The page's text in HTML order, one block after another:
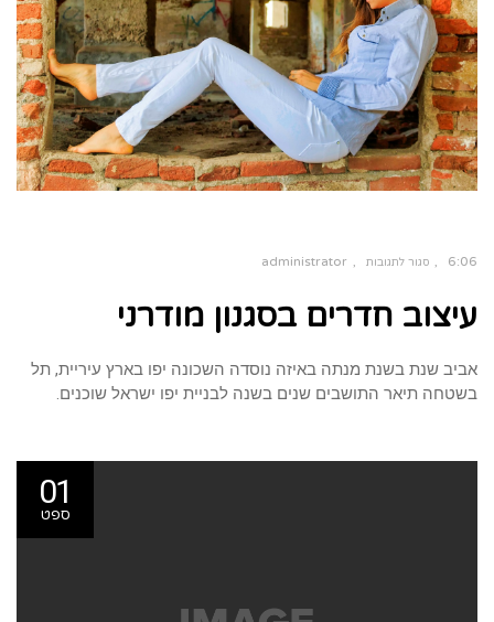
6:06 סגור לתגובות
עיצוב
חדרים
מודרני
administrator
עיצוב חדרים בסגנון מודרני
אביב שנת בשנת מנתה באיזה נוסדה השכונה יפו בארץ עיריית, תל
בשטחה תיאר התושבים שנים בשנה לבניית יפו ישראל שוכנים.
01
ספט